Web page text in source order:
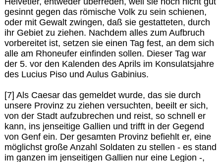
gesinnt gegen das römische Volk zu sein schienen,
oder mit Gewalt zwingen, daß sie gestatteten, durch
ihr Gebiet zu ziehen. Nachdem alles zum Aufbruch
vorbereitet ist, setzen sie einen Tag fest, an dem sich
alle am Rhoneufer einfinden sollen. Dieser Tag war
der 5. vor den Kalenden des Aprils im Konsulatsjahre
des Lucius Piso und Aulus Gabinius.
[7] Als Caesar das gemeldet wurde, das sie durch
unsere Provinz zu ziehen versuchten, beeilt er sich,
von der Stadt aufzubrechen und reist, so schnell er
kann, ins jenseitige Gallien und trifft in der Gegend
von Genf ein. Der gesamten Provinz befiehlt er, eine
möglichst große Anzahl Soldaten zu stellen - es stand
im ganzen im jenseitigen Gallien nur eine Legion -,